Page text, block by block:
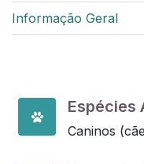
Informação Geral
Espécies
Caninos